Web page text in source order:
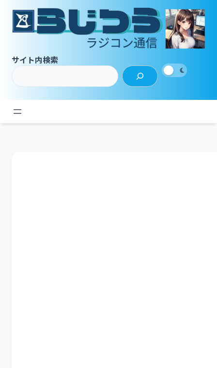
サイト内検索